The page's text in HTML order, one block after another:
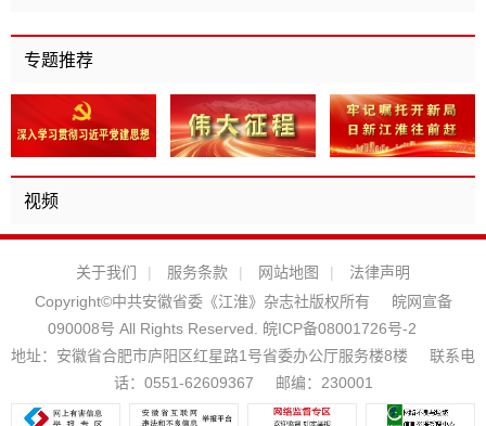
专题推荐
视频
关于我们 | 服务条款 | 网站地图 |
法律声明
Copyright©中共安徽省委《江淮》杂志社版权所有
皖网宣备
090008号 All Rights Reserved.
皖ICP备08001726号-2
地址：安徽省合肥市庐阳区红星路1号省委办公厅服务楼8楼
联系电
话：0551-62609367
邮编：230001